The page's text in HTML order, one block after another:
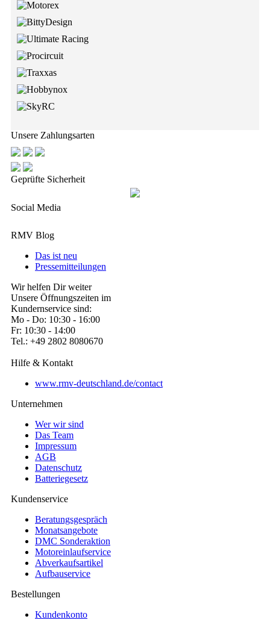
Unsere Zahlungsarten
Geprüfte Sicherheit
Social Media
RMV Blog
Das ist neu
Pressemitteilungen
Wir helfen Dir weiter
Unsere Öffnungszeiten im
Kundernservice sind:
Mo - Do: 10:30 - 16:00
Fr: 10:30 - 14:00
Tel.: +49 2802 8080670
Hilfe & Kontakt
www.rmv-deutschland.de/contact
Unternehmen
Wer wir sind
Das Team
Impressum
AGB
Datenschutz
Batteriegesetz
Kundenservice
Beratungsgespräch
Monatsangebote
DMC Sonderaktion
Motoreinlaufservice
Abverkaufsartikel
Aufbauservice
Bestellungen
Kundenkonto